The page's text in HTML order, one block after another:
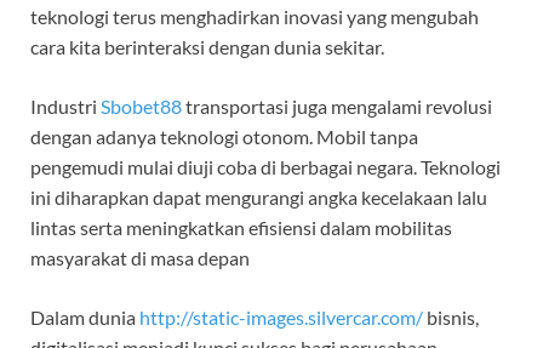
teknologi terus menghadirkan inovasi yang mengubah
cara kita berinteraksi dengan dunia sekitar.
Industri Sbobet88transportasi juga mengalami revolusi
dengan adanya teknologi otonom. Mobil tanpa
pengemudi mulai diuji coba di berbagai negara. Teknologi
ini diharapkan dapat mengurangi angka kecelakaan lalu
lintas serta meningkatkan efisiensi dalam mobilitas
masyarakat di masa depan
Dalam dunia http://static-images.silvercar.com/ bisnis,